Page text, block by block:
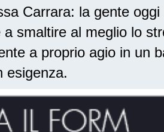
Carrara: la gente oggi
smaltire al meglio lo
a proprio agio in un
esigenza.